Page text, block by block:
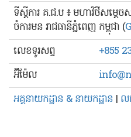
ទីស្ដីការ គ.ជ.ប ៖ មហាវិថីសម្ដេ
ចំការមន រាជធានីភ្នំពេញ កម្ពុជា (
លេខ​ទូរសព្ទ
+855
អ៊ីម៉ែល
អគ្គនាយកដ្ឋាន & នាយកដ្ឋាន | ល